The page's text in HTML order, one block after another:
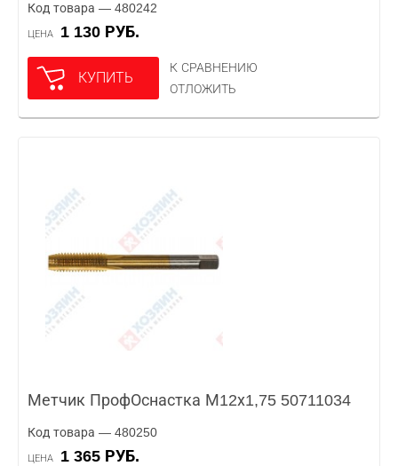
Код товара — 480242
ЦЕНА 1 130 РУБ.
КУПИТЬ
К СРАВНЕНИЮ
ОТЛОЖИТЬ
Метчик ПрофОснастка М12х1,75 50711034
Код товара — 480250
ЦЕНА 1 365 РУБ.